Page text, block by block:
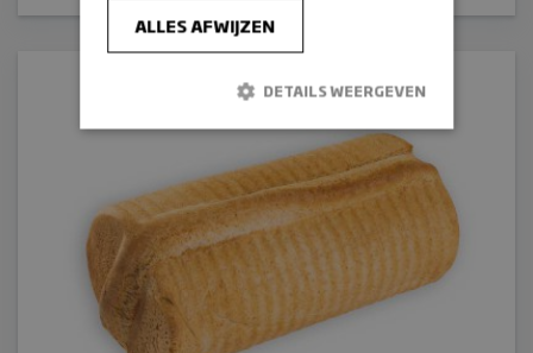
ALLES AFWIJZEN
DETAILS WEERGEVEN
Strikt noodzakelijk
Prestatie
Targeting
Functioneel
Strikt noodzakelijke cookies maken de
kernfunctionaliteiten van de website mogelijk,
zoals gebruikersaanmelding en
accountbeheer. De website kan niet goed
worden gebruikt zonder de strikt
noodzakelijke cookies.